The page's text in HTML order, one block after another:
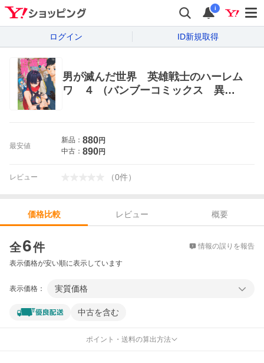
i
ログイン ID新規取得
男が滅んだ世界 英雄戦士のハーレム
ワ ４ （バンブーコミックス 異世
最安値
新品： 880円
中古： 890円
レビュー （0件）
価格比較 レビュー
概要
全6件 情報の誤りを報告
表示価格が安い順に表示しています
表示価格： 実質価格
中古を含む
ポイント・送料の算出方法